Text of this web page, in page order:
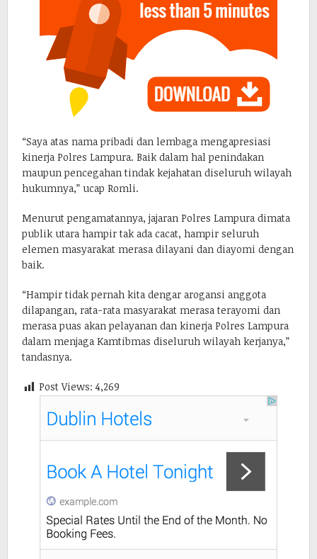
“Saya atas nama pribadi dan lembaga mengapresiasi
kinerja Polres Lampura. Baik dalam hal penindakan
maupun pencegahan tindak kejahatan diseluruh wilayah
hukumnya,” ucap Romli.
Menurut pengamatannya, jajaran Polres Lampura dimata
publik utara hampir tak ada cacat, hampir seluruh
elemen masyarakat merasa dilayani dan diayomi dengan
baik.
“Hampir tidak pernah kita dengar arogansi anggota
dilapangan, rata-rata masyarakat merasa terayomi dan
merasa puas akan pelayanan dan kinerja Polres Lampura
dalam menjaga Kamtibmas diseluruh wilayah kerjanya,”
tandasnya.
Post Views: 4,269